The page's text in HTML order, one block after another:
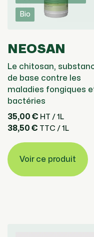
Bio
NEOSAN
Le chitosan,
de base contre les
maladies fongiques
bactéries
35,00 € HT / 1L
38,50 € TTC / 1L
Voir ce produit